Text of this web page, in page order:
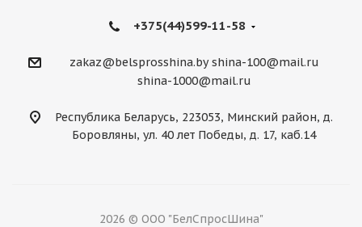
+375(44)599-11-58
zakaz@belsprosshina.by shina-100@mail.ru
shina-1000@mail.ru
Республика Беларусь, 223053, Минский район, д.
Боровляны, ул. 40 лет Победы, д. 17, каб.14
2026 © ООО "БелСпросШина"